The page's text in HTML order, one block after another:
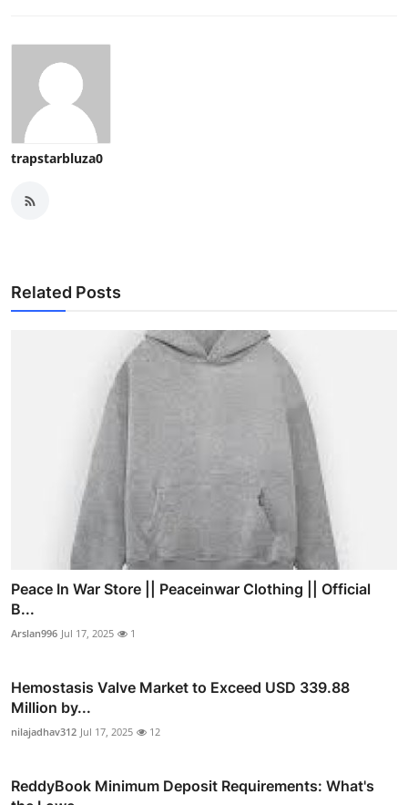
trapstarbluza0
Related Posts
Peace In War Store || Peaceinwar Clothing || Official
B...
Arslan996 Jul 17, 2025 1
Hemostasis Valve Market to Exceed USD 339.88
Million by...
nilajadhav312 Jul 17, 2025 12
ReddyBook Minimum Deposit Requirements: What's